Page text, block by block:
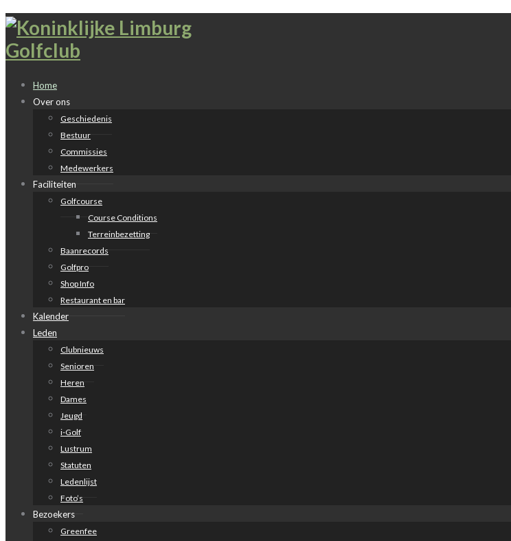
Home
Over ons
Geschiedenis
Bestuur
Commissies
Medewerkers
Faciliteiten
Golfcourse
Course Conditions
Terreinbezetting
Baanrecords
Golfpro
Shop Info
Restaurant en bar
Kalender
Leden
Clubnieuws
Senioren
Heren
Dames
Jeugd
i-Golf
Lustrum
Statuten
Ledenlijst
Foto’s
Bezoekers
Greenfee